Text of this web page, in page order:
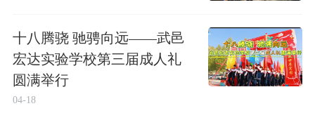
十八腾骁 驰骋向远——武邑
宏达实验学校第三届成人礼
圆满举行
04-18